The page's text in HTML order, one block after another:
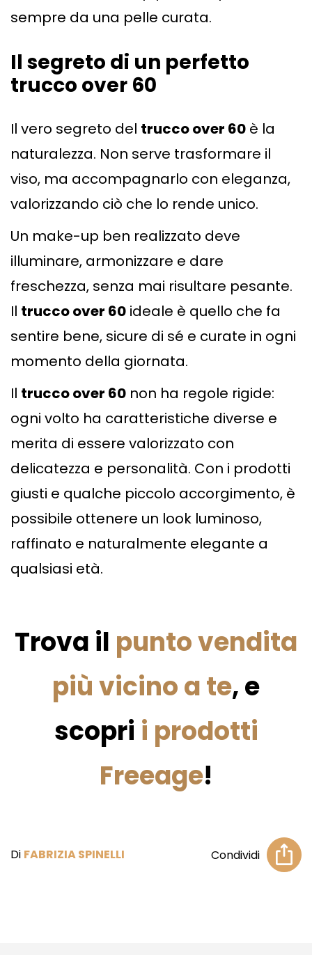
sempre da una pelle curata.
Il segreto di un perfetto
trucco over 60
Il vero segreto del trucco over 60 è la
naturalezza. Non serve trasformare il
viso, ma accompagnarlo con eleganza,
valorizzando ciò che lo rende unico.
Un make-up ben realizzato deve
illuminare, armonizzare e dare
freschezza, senza mai risultare pesante.
Il trucco over 60 ideale è quello che fa
sentire bene, sicure di sé e curate in ogni
momento della giornata.
Il trucco over 60 non ha regole rigide:
ogni volto ha caratteristiche diverse e
merita di essere valorizzato con
delicatezza e personalità. Con i prodotti
giusti e qualche piccolo accorgimento, è
possibile ottenere un look luminoso,
raffinato e naturalmente elegante a
qualsiasi età.
Trova il punto vendita
più vicino a te, e
scopri i prodotti
Freeage!
Di FABRIZIA SPINELLI Condividi